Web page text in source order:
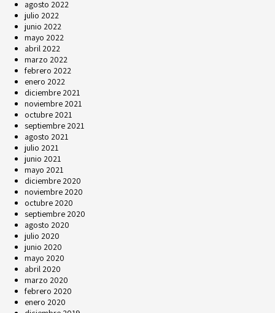
agosto 2022
julio 2022
junio 2022
mayo 2022
abril 2022
marzo 2022
febrero 2022
enero 2022
diciembre 2021
noviembre 2021
octubre 2021
septiembre 2021
agosto 2021
julio 2021
junio 2021
mayo 2021
diciembre 2020
noviembre 2020
octubre 2020
septiembre 2020
agosto 2020
julio 2020
junio 2020
mayo 2020
abril 2020
marzo 2020
febrero 2020
enero 2020